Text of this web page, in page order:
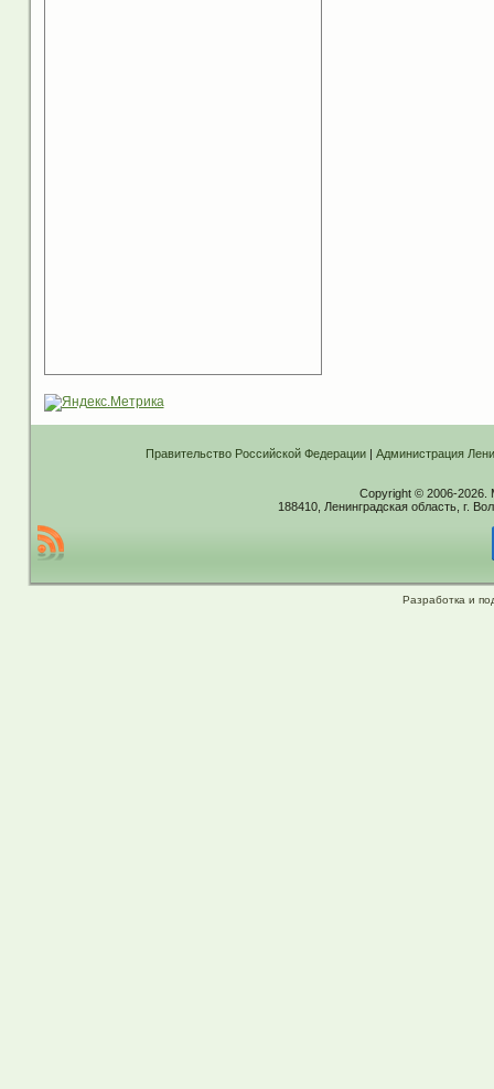
Правительство Российской Федерации| Администрация
Copyright © 2006-2026.
188410, Ленинградская область, г.
Разработка и